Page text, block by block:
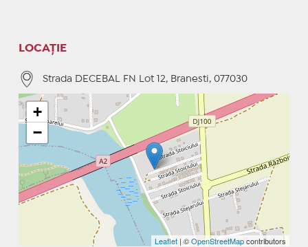
LOCAȚIE
Strada DECEBAL FN Lot 12, Branesti, 077030
+
−
Leaflet | ©OpenStreetMapcontributors